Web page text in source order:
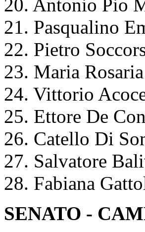
20. Antonio Pio
21. Pasqualino
22. Pietro
23. Maria
24. Vittorio
25. Ettore De
26. Catello Di
27. Salvatore
28. Fabiana
SENATO -